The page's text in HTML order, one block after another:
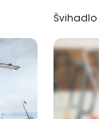
Švihadlo